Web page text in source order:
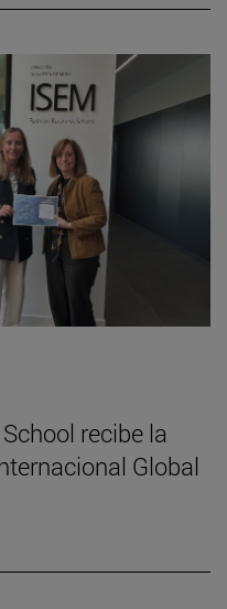
recibe la
Global